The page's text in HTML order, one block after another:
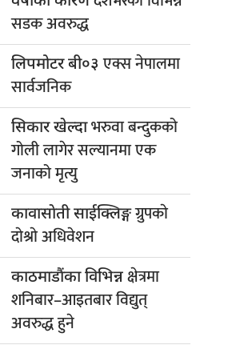
सडक अवरुद्ध
लिपमोटर बी०३एक्स नेपालमा
सार्वजनिक
सिकार खेल्दाभरुवा बन्दुकको
गोली लागेर सल्यानमा एक
जनाको मृत्यु
कावासाेती साईक्लिङ्गग्रुपकाे
दाेश्राे अधिवेशन
काठमाडौंका विभिन्नक्षेत्रमा
शनिबार–आइतबार विद्युत्
अवरुद्ध हुने